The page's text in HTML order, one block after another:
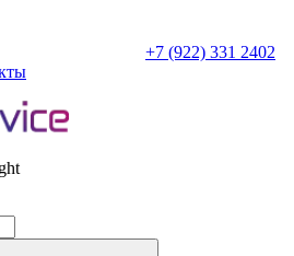
+7 (922) 331 2402